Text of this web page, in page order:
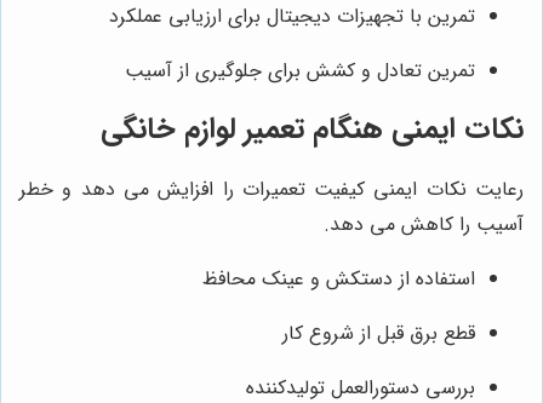
تمرین با تجهیزات دیجیتال برای ارزیابی عملکرد
تمرین تعادل و کشش برای جلوگیری از آسیب
نکات ایمنی هنگام تعمیر لوازم خانگی
رعایت نکات ایمنی کیفیت تعمیرات را افزایش می دهد و خطر
آسیب را کاهش می دهد.
استفاده از دستکش و عینک محافظ
قطع برق قبل از شروع کار
بررسی دستورالعمل تولیدکننده